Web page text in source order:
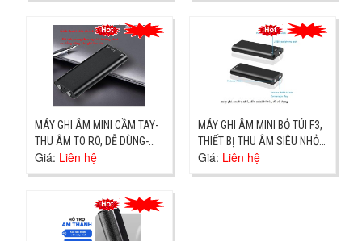
MÁY GHI ÂM MINI CẦM TAY-
THU ÂM TO RÕ, DỄ DÙNG-
GIAO HỎA TỐC 30PH
Giá: Liên hệ
MÁY GHI ÂM MINI BỎ TÚI F3,
THIẾT BỊ THU ÂM SIÊU NHỎ
0937251919
Giá: Liên hệ